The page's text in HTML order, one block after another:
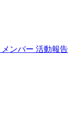
メンバー 活動報告